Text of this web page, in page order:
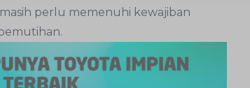
perlu memenuhi kewajiban